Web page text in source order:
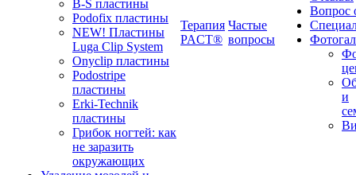
B-S пластины
Podofix пластины
NEW! Пластины
Luga Clip System
Onyclip пластины
Podostripe
плаcтины
Erki-Technik
пластины
Грибок ногтей: как
не заразить
окружающих
Терапия
PACT®
Частые
вопросы
Вопрос
и